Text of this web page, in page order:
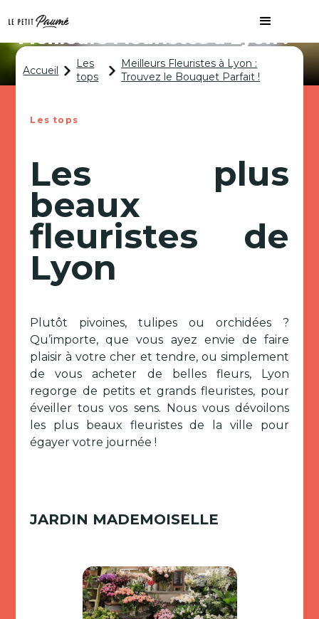
Meilleurs Fleuristes à Lyon :
Trouvez le Bouquet Parfait !
Accueil
Les
tops
Meilleurs Fleuristes à Lyon :
Trouvez le Bouquet Parfait !
Les tops
Les plus
beaux
fleuristes de
Lyon
Plutôt pivoines, tulipes ou orchidées ?
Qu’importe, que vous ayez envie de faire
plaisir à votre cher et tendre, ou simplement
de vous acheter de belles fleurs, Lyon
regorge de petits et grands fleuristes, pour
éveiller tous vos sens. Nous vous dévoilons
les plus beaux fleuristes de la ville pour
égayer votre journée !
JARDIN MADEMOISELLE